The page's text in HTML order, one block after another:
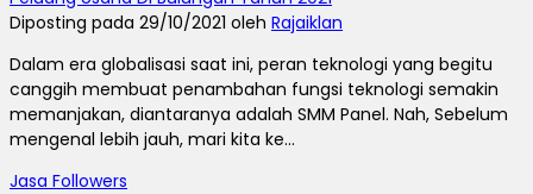
Diposting pada 29/10/2021 oleh Rajaiklan
Dalam era globalisasi saat ini, peran teknologi yang begitu
canggih membuat penambahan fungsi teknologi semakin
memanjakan, diantaranya adalah SMM Panel. Nah, Sebelum
mengenal lebih jauh, mari kita ke...
Jasa Followers